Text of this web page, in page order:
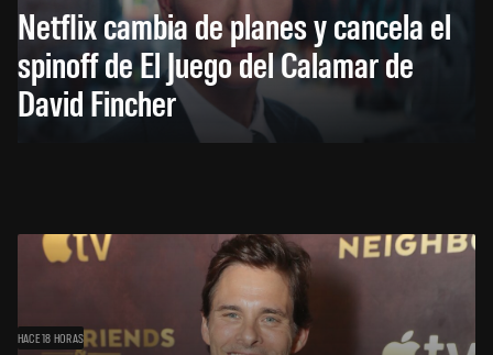
Netflix cambia de planes y cancela el
spinoff de El Juego del Calamar de
David Fincher
HACE 18 HORAS